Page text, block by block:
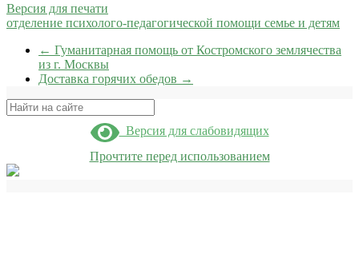
Версия для печати
отделение психолого-педагогической помощи семье и детям
← Гуманитарная помощь от Костромского землячества
из г. Москвы
Доставка горячих обедов →
Поиск
Версия для слабовидящих
Прочтите перед использованием